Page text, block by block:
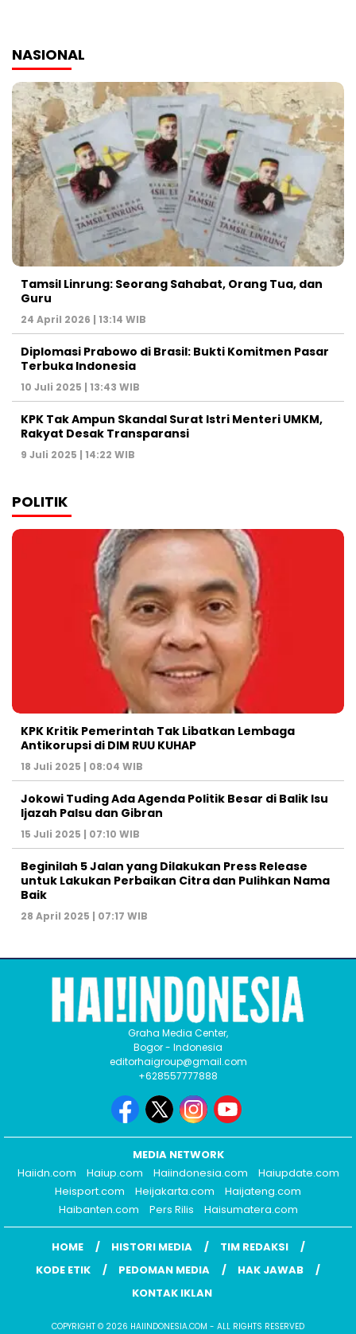
NASIONAL
Tamsil Linrung: Seorang Sahabat, Orang Tua, dan
Guru
24 April 2026 | 13:14 WIB
Diplomasi Prabowo di Brasil: Bukti Komitmen Pasar
Terbuka Indonesia
10 Juli 2025 | 13:43 WIB
KPK Tak Ampun Skandal Surat Istri Menteri UMKM,
Rakyat Desak Transparansi
9 Juli 2025 | 14:22 WIB
POLITIK
KPK Kritik Pemerintah Tak Libatkan Lembaga
Antikorupsi di DIM RUU KUHAP
18 Juli 2025 | 08:04 WIB
Jokowi Tuding Ada Agenda Politik Besar di Balik Isu
Ijazah Palsu dan Gibran
15 Juli 2025 | 07:10 WIB
Beginilah 5 Jalan yang Dilakukan Press Release
untuk Lakukan Perbaikan Citra dan Pulihkan Nama
Baik
28 April 2025 | 07:17 WIB
Graha Media Center,
Bogor - Indonesia
editorhaigroup@gmail.com
+628557777888
MEDIA NETWORK
Haiidn.com
Haiup.com Haiindonesia.com
Haiupdate.com
Heisport.com
Heijakarta.com
Haijateng.com
Haibanten.com
Pers Rilis Haisumatera.com
HOME HISTORI MEDIA
TIM REDAKSI
KODE ETIK
PEDOMAN MEDIA
HAK JAWAB
KONTAK IKLAN
COPYRIGHT © 2026 HAIINDONESIA.COM - ALL RIGHTS RESERVED